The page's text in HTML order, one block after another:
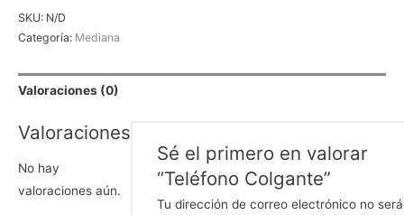
SKU: N/D
Categoría: Mediana
Valoraciones (0)
Valoraciones
No hay
valoraciones aún.
Sé el primero en valorar
“Teléfono Colgante”
Tu dirección de correo electrónico no será